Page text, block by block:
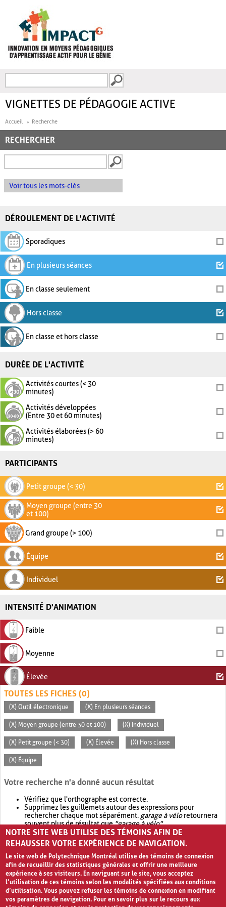
FORMULAIRE DE
VIGNETTES DE PÉDAGOGIE ACTIVE
Accueil Recherche
RECHERCHER
Voir tous les mots-clés
DÉROULEMENT DE L'ACTIVITÉ
Sporadiques
En plusieurs séances
En classe seulement
Hors classe
En classe et hors classe
DURÉE DE L'ACTIVITÉ
Activités courtes (< 30
minutes)
Activités développées
(Entre 30 et 60 minutes)
Activités élaborées (> 60
minutes)
PARTICIPANTS
Petit groupe (< 30)
Moyen groupe (entre 30
et 100)
Grand groupe (> 100)
Équipe
Individuel
INTENSITÉ D'ANIMATION
Faible
Moyenne
Élevée
TOUTES LES FICHES (0)
(X) Outil électronique (X) En plusieurs séances
(X) Moyen groupe (entre 30 et 100) (X) Individuel
(X) Petit groupe (< 30) (X) Élevée (X) Hors classe
(X) Équipe
Votre recherche n'a donné aucun résultat
Vérifiez que l'orthographe est correcte.
Supprimez les guillemets autour des expressions pour
rechercher chaque mot séparément. garage à véloretournera
souvent plus de résultat que"garage à vélo".
Envisagez d'élargir votre recherche avec OR.garage OR vélo
retournera souvent plus de résultat quegarage à vélo
NOTRE SITE WEB UTILISE DES TÉMOINS AFIN DE
REHAUSSER VOTRE EXPÉRIENCE DE NAVIGATION.
Le site web de Polytechnique Montréal utilise des témoins de connexion
afin de recueillir des statistiques générales et offrir une meilleure
expérience à ses visiteurs. En naviguant sur le site, vous acceptez
l’utilisation de ces témoins selon les modalités spécifiées aux conditions
d’utilisation. Vous pouvez refuser les témoins de connexion en modifiant
vos paramètres de navigation. Pour en savoir plus sur le recours aux